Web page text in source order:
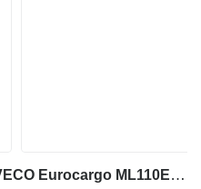
CTE B-LIFT 230 на шасси IVECO Eurocargo ML110E25WS 4х4